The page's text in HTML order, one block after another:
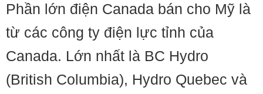
Phần lớn điện Canada bán cho Mỹ là
từ các công ty điện lực tỉnh của
Canada. Lớn nhất là BC Hydro
(British Columbia), Hydro Quebec và